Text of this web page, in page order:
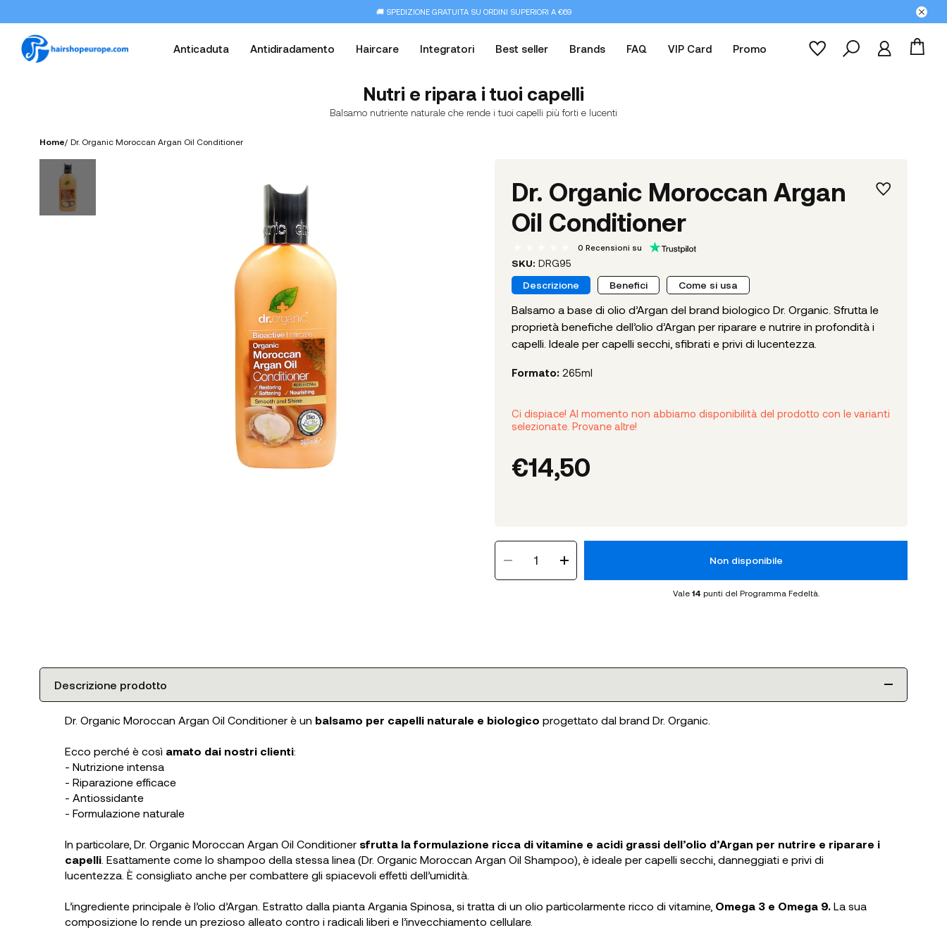
🚚 SPEDIZIONE GRATUITA SU ORDINI SUPERIORI A €69
Anticaduta Antidiradamento Haircare Integratori Best seller Brands FAQ VIP Card Promo
Nutri e ripara i tuoi capelli
Balsamo nutriente naturale che rende i tuoi capelli più forti e lucenti
Home/ Dr. Organic Moroccan Argan Oil Conditioner
Dr. Organic Moroccan Argan
Oil Conditioner
0 Recensioni su
SKU: DRG95
Descrizione
Benefici Come si usa
Balsamo a base di olio d’Argan del brand biologico Dr. Organic. Sfrutta le
proprietà benefiche dell’olio d’Argan per riparare e nutrire in profondità i
capelli. Ideale per capelli secchi, sfibrati e privi di lucentezza.
Formato: 265ml
Ci dispiace! Al momento non abbiamo disponibilità del prodotto con le varianti
selezionate. Provane altre!
€14,50
1 Non disponibile
Vale 14 punti del Programma Fedeltà.
Descrizione prodotto
Dr. Organic Moroccan Argan Oil Conditioner è un balsamo per capelli naturale e biologico progettato dal brand Dr. Organic.
Ecco perché è così amato dai nostri clienti:
- Nutrizione intensa
- Riparazione efficace
- Antiossidante
- Formulazione naturale
In particolare, Dr. Organic Moroccan Argan Oil Conditioner sfrutta la formulazione ricca di vitamine e acidi grassi dell’olio d’Argan per nutrire e riparare i
capelli . Esattamente come lo shampoo della stessa linea (Dr. Organic Moroccan Argan Oil Shampoo), è ideale per capelli secchi, danneggiati e privi di
lucentezza. È consigliato anche per combattere gli spiacevoli effetti dell’umidità.
L’ingrediente principale è l’olio d’Argan. Estratto dalla pianta Argania Spinosa, si tratta di un olio particolarmente ricco di vitamine, Omega 3 e Omega 9. La sua
composizione lo rende un prezioso alleato contro i radicali liberi e l’invecchiamento cellulare.